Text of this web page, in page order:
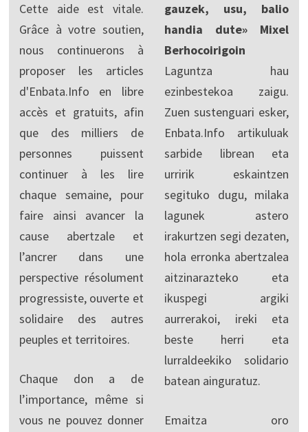
Cette aide est vitale.
Grâce à votre soutien,
nous continuerons à
proposer les articles
d'Enbata.Info en libre
accès et gratuits, afin
que des milliers de
personnes puissent
continuer à les lire
chaque semaine, pour
faire ainsi avancer la
cause abertzale et
l’ancrer dans une
perspective résolument
progressiste, ouverte et
solidaire des autres
peuples et territoires.
Chaque don a de
l’importance, même si
vous ne pouvez donner
gauzek, usu, balio
handia dute» Mixel
Berhocoirigoin
Laguntza hau
ezinbestekoa zaigu.
Zuen sustenguari esker,
Enbata.Info artikuluak
sarbide librean eta
urririk eskaintzen
segituko dugu, milaka
lagunek astero
irakurtzen segi dezaten,
hola erronka abertzalea
aitzinarazteko eta
ikuspegi argiki
aurrerakoi, ireki eta
beste herri eta
lurraldeekiko solidario
batean ainguratuz.
Emaitza oro